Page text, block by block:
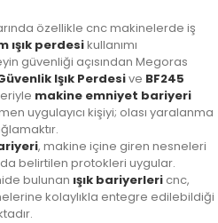
özellikle cnc makinelerde iş
ışık perdesikullanımı
güvenliği açısından Megoras
Işık Perdesive BF245
makine emniyet bariyeri
uygulayıcı kişiyi; olası yaralanma
, makine içine giren nesneleri
belirtilen protokleri uygular.
bulunan ışık bariyerleri cnc,
kolaylıkla entegre edilebildiği